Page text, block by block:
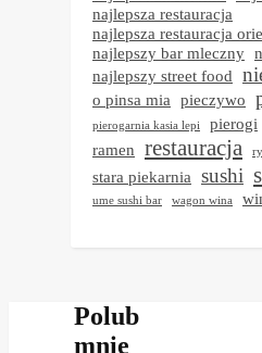
najlepsza restauracja
najlepsza restauracja
najlepszy bar mleczny
najlepszy street food
o pinsa mia pieczywo
pierogarnia kasia lepi pierogi
ramen
restauracja
stara piekarnia
sushi
ume sushi bar wagon wina
Polub
mnie